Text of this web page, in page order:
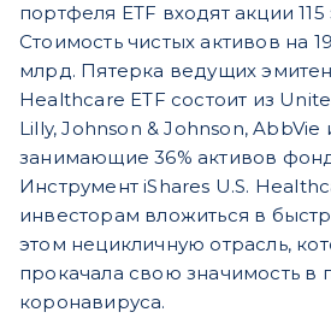
портфеля ETF входят акции
Стоимость чистых активов на
млрд. Пятерка ведущих
Healthcare ETF состоит из
Lilly, Johnson & Johnson,
занимающие 36% активов
Инструмент iShares U.S.
инвесторам вложиться в
этом нецикличную отрасль,
прокачала свою значимость
коронавируса.